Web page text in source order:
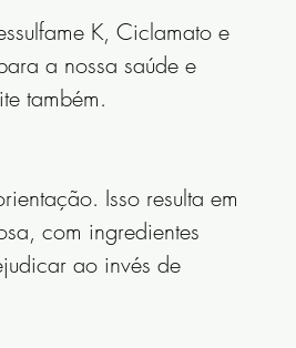
K, Ciclamato e
a nossa saúde e
também.
com ingredientes
ao invés de